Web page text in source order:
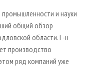
и науки
общий обзор
области. Г-н
производство
ряд компаний уже